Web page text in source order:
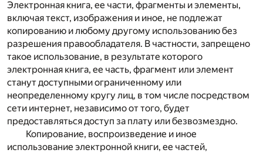
Электронная книга, ее части, фрагменты и элементы,
включая текст, изображения и иное, не подлежат
копированию и любому другому использованию без
разрешения правообладателя. В частности, запрещено
такое использование, в результате которого
электронная книга, ее часть, фрагмент или элемент
станут доступными ограниченному или
неопределенному кругу лиц, в том числе посредством
сети интернет, независимо от того, будет
предоставляться доступ за плату или безвозмездно.
Копирование, воспроизведение и иное
использование электронной книги, ее частей,